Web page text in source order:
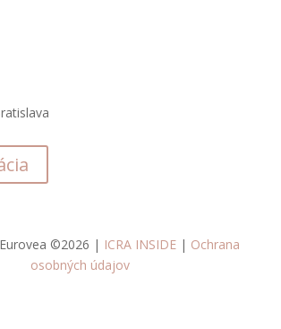
©2026 | ICRA INSIDE| Ochrana
osobných údajov